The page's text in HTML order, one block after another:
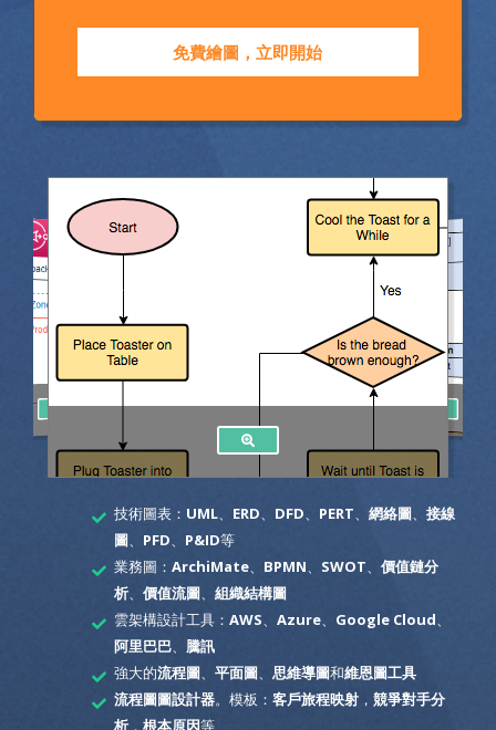
免費繪圖，立即開始
技術圖表： UML、 ERD DFD PERT 網絡圖、 接線
圖、 PFD P&ID等
業務圖： ArchiMate、 BPMN SWOT
價值鏈分
析、 價值流圖、 組織結構圖
雲架構設計工具： AWS Azure、 Google Cloud
阿里巴巴、 騰訊
強大的流程圖、 平面圖、 思維導圖和維恩圖工具
流程圖圖設計器。模板： 客戶旅程映射， 競爭對手分
析， 根本原因等